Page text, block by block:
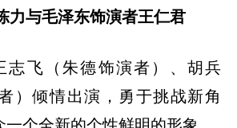
力与毛泽东饰演者王仁君
志飞（朱德饰演者）、胡兵
）倾情出演，勇于挑战新角